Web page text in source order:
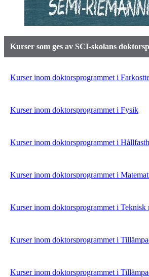
Kurser som ges av SCI-skolans
Kurser inom doktorsprogrammet i
Kurser inom doktorsprogrammet i Fysik
Kurser inom doktorsprogrammet i
Kurser inom doktorsprogrammet i
Kurser inom doktorsprogrammet i Teknisk
Kurser inom doktorsprogrammet i
Kurser inom doktorsprogrammet i